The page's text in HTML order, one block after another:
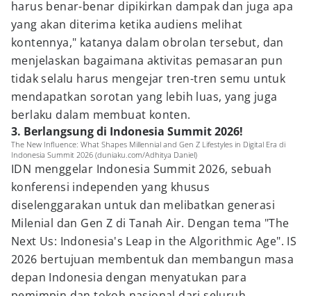
harus benar-benar dipikirkan dampak dan juga apa
yang akan diterima ketika audiens melihat
kontennya," katanya dalam obrolan tersebut, dan
menjelaskan bagaimana aktivitas pemasaran pun
tidak selalu harus mengejar tren-tren semu untuk
mendapatkan sorotan yang lebih luas, yang juga
berlaku dalam membuat konten.
3. Berlangsung di Indonesia Summit 2026!
The New Influence: What Shapes Millennial and Gen Z Lifestyles in Digital Era di
Indonesia Summit 2026 (duniaku.com/Adhitya Daniel)
IDN menggelar Indonesia Summit 2026, sebuah
konferensi independen yang khusus
diselenggarakan untuk dan melibatkan generasi
Milenial dan Gen Z di Tanah Air. Dengan tema "The
Next Us: Indonesia's Leap in the Algorithmic Age". IS
2026 bertujuan membentuk dan membangun masa
depan Indonesia dengan menyatukan para